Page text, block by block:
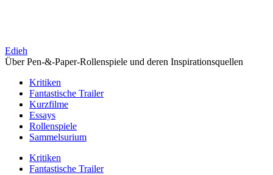
Edieh
Über Pen-&-Paper-Rollenspiele und deren Inspirationsquellen
Kritiken
Fantastische Trailer
Kurzfilme
Essays
Rollenspiele
Sammelsurium
Kritiken
Fantastische Trailer